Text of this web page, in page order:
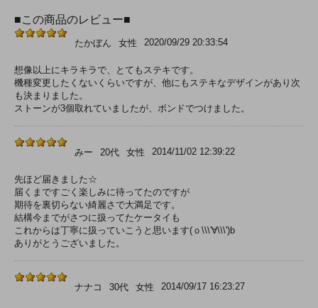
■この商品のレビュー■
たかぼん 女性 2020/09/29 20:33:54
想像以上にキラキラで、とてもステキです。
機種変更したくないくらいですが、他にもステキなデザインがあり次
も決まりました。
ストーンが3個取れていましたが、ボンドでつけました。
みー 20代 女性 2014/11/02 12:39:22
先ほど届きました☆
届くまですごく楽しみに待ってたのですが
期待を裏切らない綺麗さで大満足です。
結構今までがさつに扱ってたケータイも
これからは丁寧に扱っていこうと思います(ｏ\\\'∀\\\')b
ありがとうございました。
ナナコ 30代 女性 2014/09/17 16:23:27